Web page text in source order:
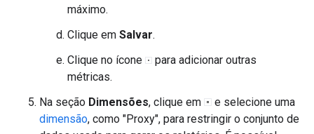
máximo.
Clique em Salvar.
Clique no ícone
para adicionar outras
métricas.
Na seção Dimensões, clique em
e selecione uma
dimensão, como "Proxy", para restringir o conjunto de